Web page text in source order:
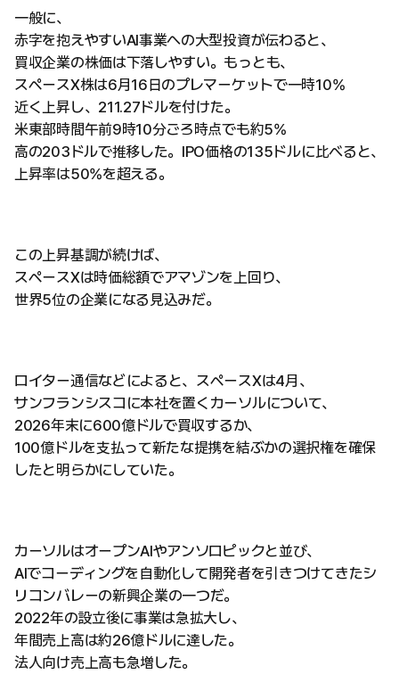
一般に、
赤字を抱えやすいAI事業への大型投資が伝わると、
買収企業の株価は下落しやすい。もっとも、
スペースX株は6月16日のプレマーケットで一時10%
近く上昇し、211.27ドルを付けた。
米東部時間午前9時10分ごろ時点でも約5%
高の203ドルで推移した。IPO価格の135ドルに比べると、
上昇率は50%を超える。
この上昇基調が続けば、
スペースXは時価総額でアマゾンを上回り、
世界5位の企業になる見込みだ。
ロイター通信などによると、スペースXは4月、
サンフランシスコに本社を置くカーソルについて、
2026年末に600億ドルで買収するか、
100億ドルを支払って新たな提携を結ぶかの選択権を確保
したと明らかにしていた。
カーソルはオープンAIやアンソロピックと並び、
AIでコーディングを自動化して開発者を引きつけてきたシ
リコンバレーの新興企業の一つだ。
2022年の設立後に事業は急拡大し、
年間売上高は約26億ドルに達した。
法人向け売上高も急増した。